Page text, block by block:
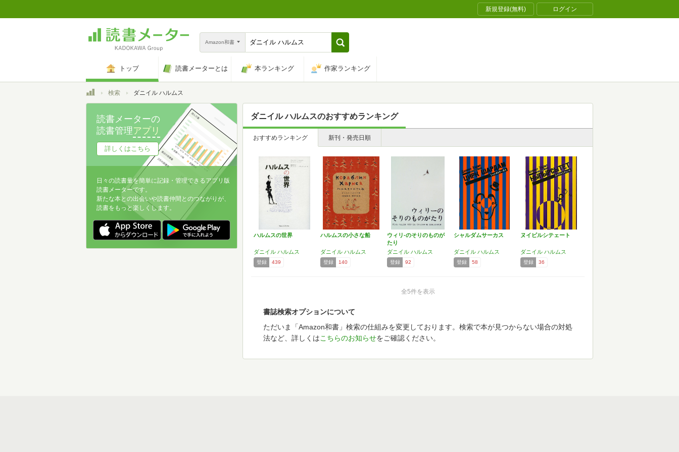
新規登録(無料) ログイン
Amazon和書
トップ 読書メーターとは 本ランキング 作家ランキング
トップ検索 ダニイル ハルムス
ダニイル ハルムスのおすすめランキング
おすすめランキング 新刊・発売日順
ハルムスの世界
ダニイル ハルムス
登録 439
ハルムスの小さな船
ダニイル ハルムス
登録 140
ウィリ-のそりのものが
たり
ダニイル ハルムス
登録 92
シャルダムサーカス
ダニイル ハルムス
登録 58
ヌイピルシテェート
ダニイル ハルムス
登録 36
全5件を表示
書誌検索オプションについて
ただいま「Amazon和書」検索の仕組みを変更しております。検索で本が見つからない場合の対処
法など、詳しくはこちらのお知らせをご確認ください。
読書メーターの
読書管理アプリ
詳しくはこちら
日々の読書量を簡単に記録・管理できるアプリ版
読書メーターです。
新たな本との出会いや読書仲間とのつながりが、
読書をもっと楽しくします。